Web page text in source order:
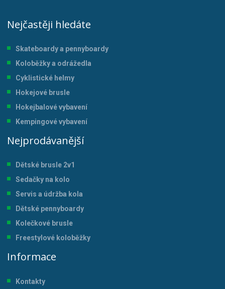
Nejčastěji hledáte
Skateboardy a pennyboardy
Koloběžky a odrážedla
Cyklistické helmy
Hokejové brusle
Hokejbalové vybavení
Kempingové vybavení
Nejprodávanější
Dětské brusle 2v1
Sedačky na kolo
Servis a údržba kola
Dětské pennyboardy
Kolečkové brusle
Freestylové koloběžky
Informace
Kontakty